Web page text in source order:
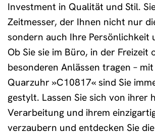
Investment in Qualität und Stil.
Zeitmesser, der Ihnen nicht nur
sondern auch Ihre Persönlichkeit
Ob Sie sie im Büro, in der Freizeit
besonderen Anlässen tragen –
Quarzuhr »C10817« sind Sie
gestylt. Lassen Sie sich von ihrer
Verarbeitung und ihrem
verzaubern und entdecken Sie